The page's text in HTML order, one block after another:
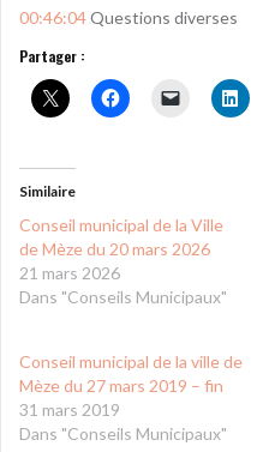
00:46:04Questions diverses
Partager :
Similaire
Conseil municipal de la Ville
de Mèze du 20 mars 2026
21 mars 2026
Dans "Conseils Municipaux"
Conseil municipal de la ville de
Mèze du 27 mars 2019 – fin
31 mars 2019
Dans "Conseils Municipaux"